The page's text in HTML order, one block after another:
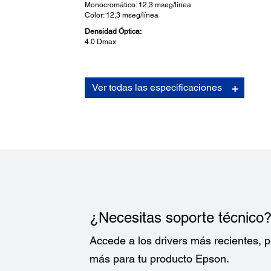
Monocromático: 12,3 mseg/línea
Color: 12,3 mseg/línea
Densidad Óptica:
4.0 Dmax
Conectividad Estándar:
Ver todas las especificaciones
¿Necesitas soporte técnico?
Accede a los drivers más recientes,
más para tu producto Epson.